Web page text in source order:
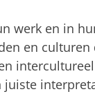
werk en in
en culturen
juiste